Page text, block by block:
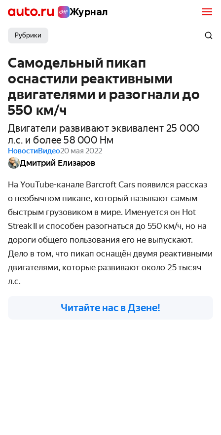
Журнал
Рубрики
Самодельный пикап
оснастили реактивными
двигателями и разогнали до
550 км/ч
Двигатели развивают эквивалент 25 000
л.с. и более 58 000 Нм
НовостиВидео20 мая 2022
Дмитрий Елизаров
На YouTube-канале Barcroft Cars появился рассказ
о необычном пикапе, который называют самым
быстрым грузовиком в мире. Именуется он Hot
Streak II и способен разогнаться до 550 км / ч, но на
дороги общего пользования его не выпускают.
Дело в том, что пикап оснащён двумя реактивными
двигателями, которые развивают около 25 тысяч
л.с.
Читайте нас в Дзене!